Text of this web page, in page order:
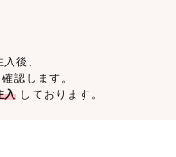
後、
認します。
入 しております。